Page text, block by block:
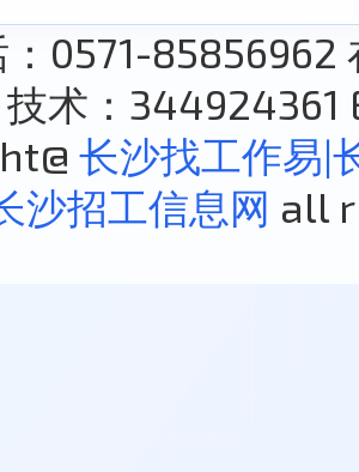
0571-85856962
技术：344924361
长沙找工作易|
沙招工信息网 all